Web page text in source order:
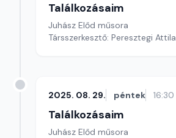
Találkozásaim
Juhász Előd műsora
Társszerkesztő: Peresztegi Attila
2025. 08. 29. péntek 16:30
Találkozásaim
Juhász Előd műsora